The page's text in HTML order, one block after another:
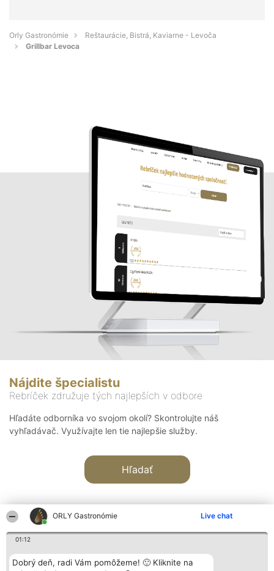
ORLY Gastronómie Live chat
01:12
Dobrý deň, radi Vám pomôžeme! 🙂 Kliknite na
Orly Gastronómie
Reštaurácie, Bistrá, Kaviarne - Levoča
Grillbar Levoca
Nájdite špecialistu
Rebríček združuje tých najlepších v odbore
Hľadáte odborníka vo svojom okolí? Skontrolujte náš
vyhľadávač. Využívajte len tie najlepšie služby.
Hľadať
Organizátor hodnotenia
Bright Side Solutions sp. z o.
Hodnotenie
Laureáti
Kontakt
Kontakt